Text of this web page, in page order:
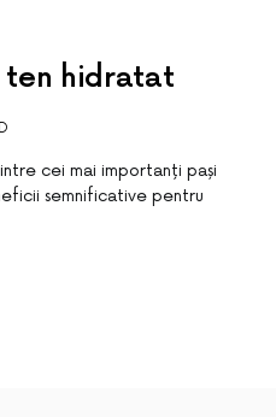
ten hidratat
cei mai importanți pași
semnificative pentru